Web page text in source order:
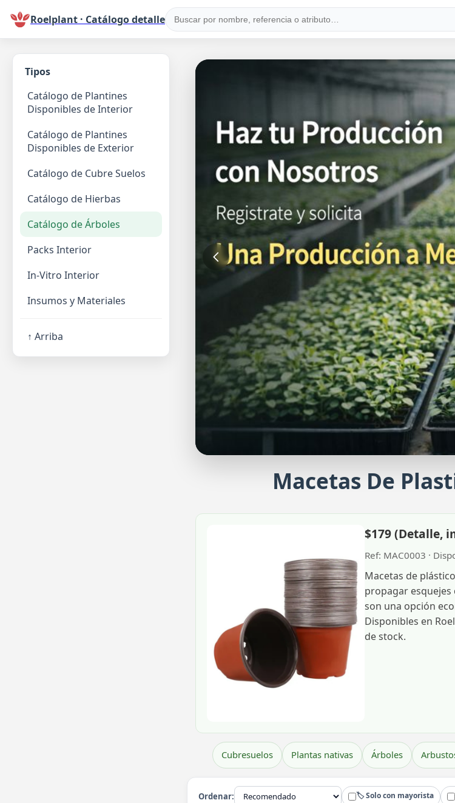
Roelplant · Catálogo detalle
Haz tu producción con nosotros
Regístrate y solicita una producción a medida
Macetas De
$179 (Detalle,
Ref: MAC0003 ·
Macetas de
propagar esquejes
son una opción
Disponibles en
de stock.
Cubresuelos Plantas nativas Árboles
Ordenar: 🏷️ Solo con mayorista
Tipos
Catálogo de Plantines
Disponibles de Interior
Catálogo de Plantines
Disponibles de Exterior
Catálogo de Cubre Suelos
Catálogo de Hierbas
Catálogo de Árboles
Packs Interior
In-Vitro Interior
Insumos y Materiales
↑ Arriba